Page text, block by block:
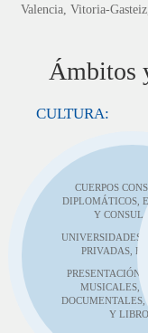
Valencia, Vitoria-
Ámbitos
CULTURA:
CUERPOS
DIPLOMÁTICOS,
Y
UNIVERSIDADES
PRIVADAS,
PRESENTACIÓN
MUSICALES,
DOCUMENTALES,
Y